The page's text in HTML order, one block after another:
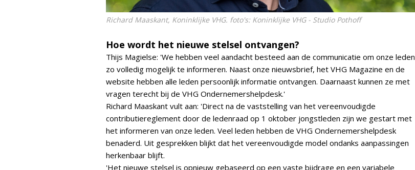
Richard Maaskant, Koninklijke VHG. foto's: Koninklijke VHG - Studio Pothoff
Hoe wordt het nieuwe stelsel ontvangen?
Thijs Magielse: 'We hebben veel aandacht besteed aan de communicatie om onze leden
zo volledig mogelijk te informeren. Naast onze nieuwsbrief, het VHG Magazine en de
website hebben alle leden persoonlijk informatie ontvangen. Daarnaast kunnen ze met
vragen terecht bij de VHG Ondernemershelpdesk.'
Richard Maaskant vult aan: 'Direct na de vaststelling van het vereenvoudigde
contributiereglement door de ledenraad op 1 oktober jongstleden zijn we gestart met
het informeren van onze leden. Veel leden hebben de VHG Ondernemershelpdesk
benaderd. Uit gesprekken blijkt dat het vereenvoudigde model ondanks aanpassingen
herkenbaar blijft.
'Het nieuwe stelsel is opnieuw gebaseerd op een vaste bijdrage en een variabele